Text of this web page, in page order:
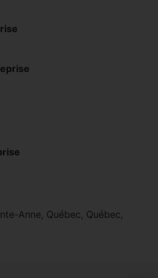
Anne, Québec, Québec,